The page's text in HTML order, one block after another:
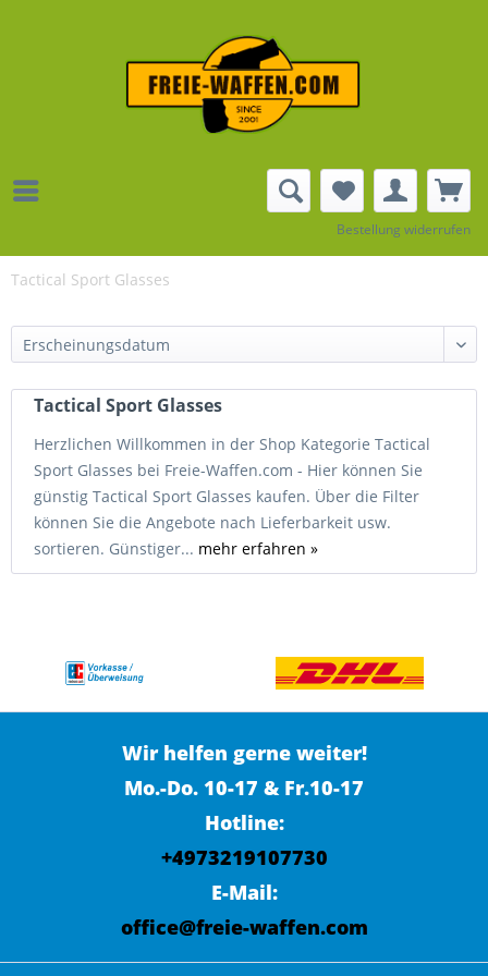
Bestellung widerrufen
Tactical Sport Glasses
Tactical Sport Glasses
Herzlichen Willkommen in der Shop Kategorie Tactical
Sport Glasses bei Freie-Waffen.com - Hier können Sie
günstig Tactical Sport Glasses kaufen. Über die Filter
können Sie die Angebote nach Lieferbarkeit usw.
sortieren. Günstiger... mehr erfahren »
Wir helfen gerne weiter!
Mo.-Do. 10-17 & Fr.10-17
Hotline:
+4973219107730
E-Mail:
office@freie-waffen.com